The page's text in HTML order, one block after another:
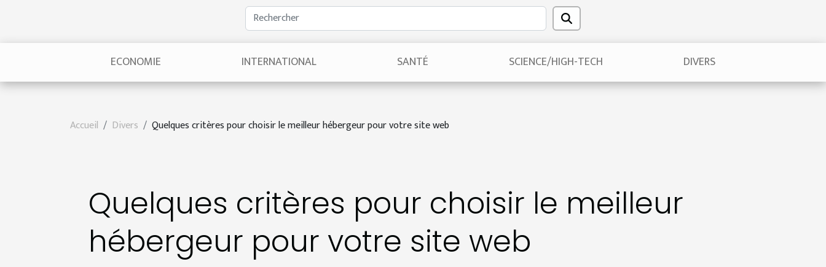
ECONOMIE INTERNATIONAL SANTÉ SCIENCE/HIGH-TECH DIVERS
Accueil Divers Quelques critères pour choisir le meilleur hébergeur pour votre site web
Quelques critères pour choisir le meilleur
hébergeur pour votre site web